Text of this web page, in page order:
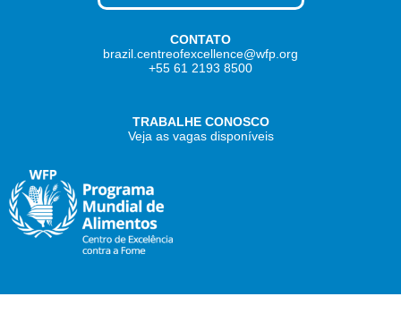
CONTATO
brazil.centreofexcellence@wfp.org
+55 61 2193 8500
TRABALHE CONOSCO
Veja as vagas disponíveis